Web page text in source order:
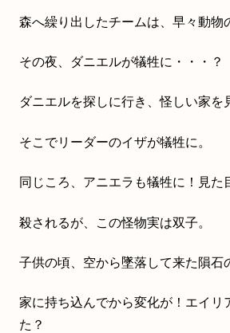
森へ繰り出したチームは、早々動物
その夜、ダニエルが犠牲に・・・？
ダニエルを探しに行き、怪しい家を
そこでリーダーのイザが犠牲に。
同じころ、アニエラも犠牲に！見た
殺されるが、この怪物実は双子。
子供の頃、空から墜落して来た隕石
家に持ち込んでから変化が！エイリ
た？